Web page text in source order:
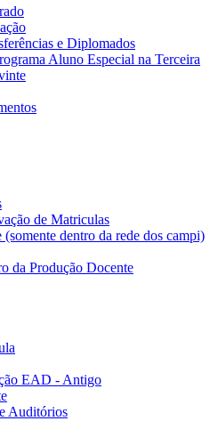
e Diplomados
Aluno Especial na Terceira
de Matriculas
dentro da rede dos campi)
da Produção Docente
EAD - Antigo
Auditórios